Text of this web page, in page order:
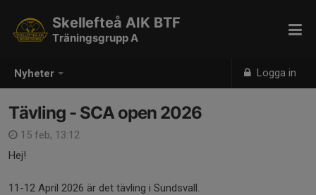
Nyheter Logga in
Skellefteå AIK BTF
Träningsgrupp A
Tävling - SCA open 2026
15 feb, 13:12
Hej!
11-12 April 2026 är det tävling i Sundsvall.